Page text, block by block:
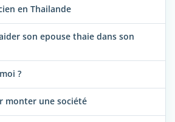
en Thailande
son epouse thaie dans son
?
monter une société